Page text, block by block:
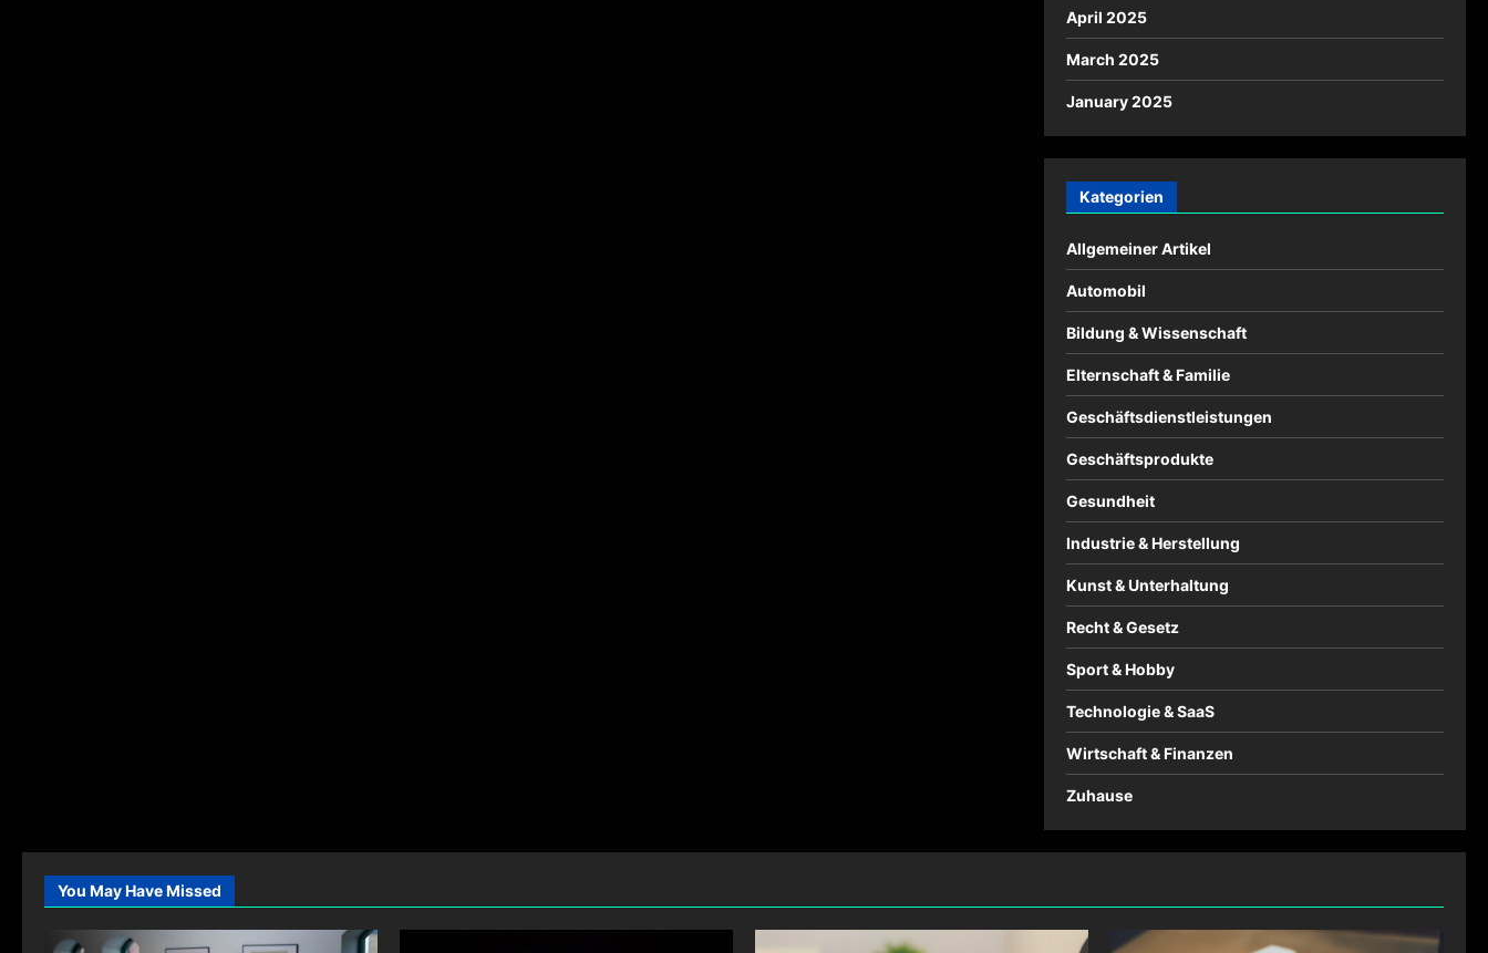
April 2025
March 2025
January 2025
Kategorien
Allgemeiner Artikel
Automobil
Bildung & Wissenschaft
Elternschaft & Familie
Geschäftsdienstleistungen
Geschäftsprodukte
Gesundheit
Industrie & Herstellung
Kunst & Unterhaltung
Recht & Gesetz
Sport & Hobby
Technologie & SaaS
Wirtschaft & Finanzen
Zuhause
You May Have Missed